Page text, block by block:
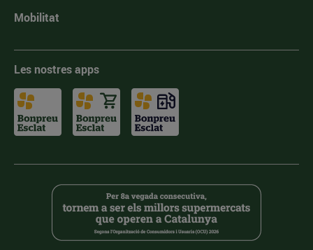
Mobilitat
Les nostres apps